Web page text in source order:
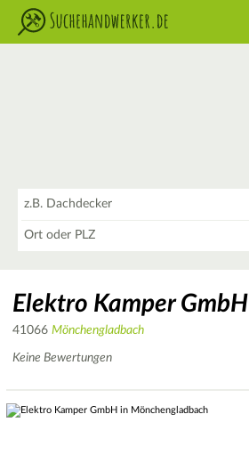
Elektro Kamper GmbH
41066 Mönchengladbach
Keine Bewertungen